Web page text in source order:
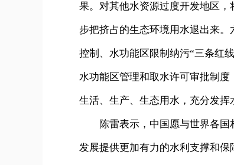
果。对其他水资源过度开发地区
步把挤占的生态环境用水退出来
控制、水功能区限制纳污“三条红
水功能区管理和取水许可审批制
生活、生产、生态用水，充分发挥
陈雷表示，中国愿与世界各国
发展提供更加有力的水利支撑和保